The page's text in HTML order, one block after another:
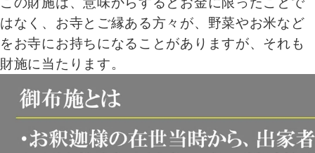
はなく、お寺とご縁ある方々が、野菜やお米など
をお寺にお持ちになることがありますが、それも
財施に当たります。